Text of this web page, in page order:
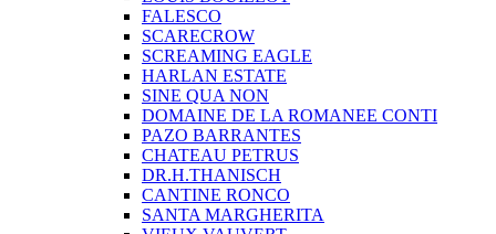
FALESCO
SCARECROW
SCREAMING EAGLE
HARLAN ESTATE
SINE QUA NON
DOMAINE DE LA ROMANEE CONTI
PAZO BARRANTES
CHATEAU PETRUS
DR.H.THANISCH
CANTINE RONCO
SANTA MARGHERITA